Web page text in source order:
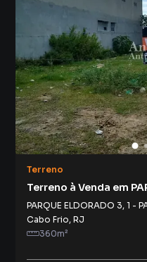
Terreno
Terreno à Venda em
PARQUE ELDORADO 3, 1 -
Cabo Frio, RJ
360m²